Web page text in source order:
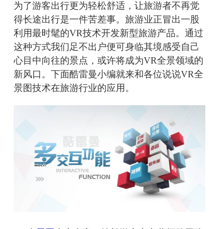
为了游客出行更为轻松舒适，让旅游者不再觉
得长途出行是一件苦差事。旅游业正冒出一股
利用最时髦的VR技术开发新型旅游产品。通过
这种方式我们足不出户便可身临其境感受自己
心目中向往的景点，或许将成为VR全景领域的
新风口。下面酷雷曼小编就来和各位说说VR全
景图技术在旅游行业的应用。